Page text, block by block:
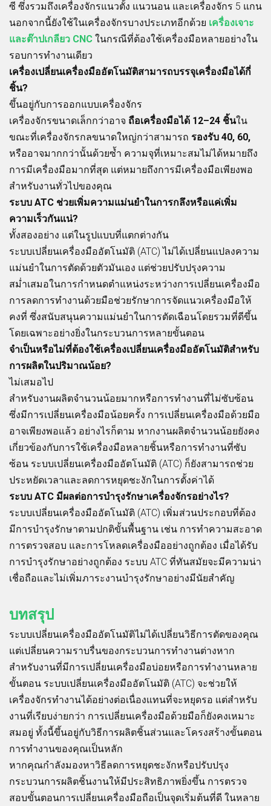
ซี ซึ่งรวมถึงเครื่องจักรแนวตั้ง แนวนอน และเครื่องจักร 5 แกน
นอกจากนี้ยังใช้ในเครื่องจักรบางประเภทอีกด้วย เครื่องเจาะ
และต๊าปเกลียว CNC ในกรณีที่ต้องใช้เครื่องมือหลายอย่างใน
รอบการทำงานเดียว
เครื่องเปลี่ยนเครื่องมืออัตโนมัติสามารถบรรจุเครื่องมือได้กี่
ชิ้น?
ขึ้นอยู่กับการออกแบบเครื่องจักร
เครื่องจักรขนาดเล็กกว่าอาจ ถือเครื่องมือได้ 12–24 ชิ้นใน
ขณะที่เครื่องจักรกลขนาดใหญ่กว่าสามารถ รองรับ 40, 60,
หรืออาจมากกว่านั้นด้วยซ้ำ ความจุที่เหมาะสมไม่ได้หมายถึง
การมีเครื่องมือมากที่สุด แต่หมายถึงการมีเครื่องมือเพียงพอ
สำหรับงานทั่วไปของคุณ
ระบบ ATC ช่วยเพิ่มความแม่นยำในการกลึงหรือแค่เพิ่ม
ความเร็วกันแน่?
ทั้งสองอย่าง แต่ในรูปแบบที่แตกต่างกัน
ระบบเปลี่ยนเครื่องมืออัตโนมัติ (ATC) ไม่ได้เปลี่ยนแปลงความ
แม่นยำในการตัดด้วยตัวมันเอง แต่ช่วยปรับปรุงความ
สม่ำเสมอในการกำหนดตำแหน่งระหว่างการเปลี่ยนเครื่องมือ
การลดการทำงานด้วยมือช่วยรักษาการจัดแนวเครื่องมือให้
คงที่ ซึ่งสนับสนุนความแม่นยำในการตัดเฉือนโดยรวมที่ดีขึ้น
โดยเฉพาะอย่างยิ่งในกระบวนการหลายขั้นตอน
จำเป็นหรือไม่ที่ต้องใช้เครื่องเปลี่ยนเครื่องมืออัตโนมัติสำหรับ
การผลิตในปริมาณน้อย?
ไม่เสมอไป
สำหรับงานผลิตจำนวนน้อยมากหรือการทำงานที่ไม่ซับซ้อน
ซึ่งมีการเปลี่ยนเครื่องมือน้อยครั้ง การเปลี่ยนเครื่องมือด้วยมือ
อาจเพียงพอแล้ว อย่างไรก็ตาม หากงานผลิตจำนวนน้อยยังคง
เกี่ยวข้องกับการใช้เครื่องมือหลายชิ้นหรือการทำงานที่ซับ
ซ้อน ระบบเปลี่ยนเครื่องมืออัตโนมัติ (ATC) ก็ยังสามารถช่วย
ประหยัดเวลาและลดการหยุดชะงักในการตั้งค่าได้
ระบบ ATC มีผลต่อการบำรุงรักษาเครื่องจักรอย่างไร?
ระบบเปลี่ยนเครื่องมืออัตโนมัติ (ATC) เพิ่มส่วนประกอบที่ต้อง
มีการบำรุงรักษาตามปกติขั้นพื้นฐาน เช่น การทำความสะอาด
การตรวจสอบ และการโหลดเครื่องมืออย่างถูกต้อง เมื่อได้รับ
การบำรุงรักษาอย่างถูกต้อง ระบบ ATC ที่ทันสมัยจะมีความน่า
เชื่อถือและไม่เพิ่มภาระงานบำรุงรักษาอย่างมีนัยสำคัญ
บทสรุป
ระบบเปลี่ยนเครื่องมืออัตโนมัติไม่ได้เปลี่ยนวิธีการตัดของคุณ
แต่เปลี่ยนความราบรื่นของกระบวนการทำงานต่างหาก
สำหรับงานที่มีการเปลี่ยนเครื่องมือบ่อยหรือการทำงานหลาย
ขั้นตอน ระบบเปลี่ยนเครื่องมืออัตโนมัติ (ATC) จะช่วยให้
เครื่องจักรทำงานได้อย่างต่อเนื่องแทนที่จะหยุดรอ แต่สำหรับ
งานที่เรียบง่ายกว่า การเปลี่ยนเครื่องมือด้วยมือก็ยังคงเหมาะ
สมอยู่ ทั้งนี้ขึ้นอยู่กับวิธีการผลิตชิ้นส่วนและโครงสร้างขั้นตอน
การทำงานของคุณเป็นหลัก
หากคุณกำลังมองหาวิธีลดการหยุดชะงักหรือปรับปรุง
กระบวนการผลิตชิ้นงานให้มีประสิทธิภาพยิ่งขึ้น การตรวจ
สอบขั้นตอนการเปลี่ยนเครื่องมือถือเป็นจุดเริ่มต้นที่ดี ในหลาย